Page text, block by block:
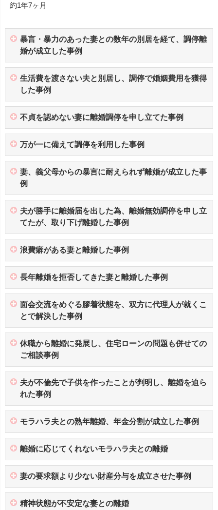
約1年7ヶ月
暴言・暴力のあった妻との数年の別居を経て、調停離
婚が成立した事例
生活費を渡さない夫と別居し、調停で婚姻費用を獲得
した事例
不貞を認めない妻に離婚調停を申し立てた事例
万が一に備えて調停を利用した事例
妻、義父母からの暴言に耐えられず離婚が成立した事
例
夫が勝手に離婚届を出した為、離婚無効調停を申し立
てたが、取り下げ離婚した事例
浪費癖がある妻と離婚した事例
長年離婚を拒否してきた妻と離婚した事例
面会交流をめぐる膠着状態を、双方に代理人が就くこ
とで解決した事例
休職から離婚に発展し、住宅ローンの問題も併せての
ご相談事例
夫が不倫先で子供を作ったことが判明し、離婚を迫ら
れた事例
モラハラ夫との熟年離婚、年金分割が成立した事例
離婚に応じてくれないモラハラ夫との離婚
妻の要求額より少ない財産分与を成立させた事例
精神状態が不安定な妻との離婚